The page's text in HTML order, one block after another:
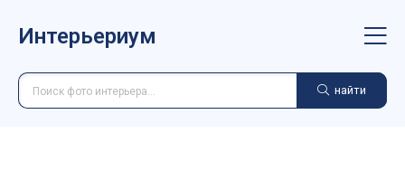
Интерьериум
найти